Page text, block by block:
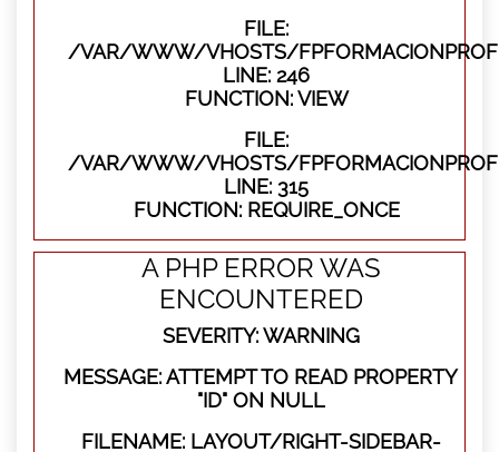
FILE:
/VAR/WWW/VHOSTS/
LINE: 246
FUNCTION: VIEW
FILE:
/VAR/WWW/VHOSTS/
LINE: 315
FUNCTION: REQUIRE_ONCE
A PHP ERROR WAS
ENCOUNTERED
SEVERITY: WARNING
MESSAGE: ATTEMPT TO READ PROPERTY
"ID" ON NULL
FILENAME: LAYOUT/RIGHT-SIDEBAR-